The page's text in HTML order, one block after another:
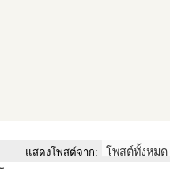
แสดงโพสต์จาก: